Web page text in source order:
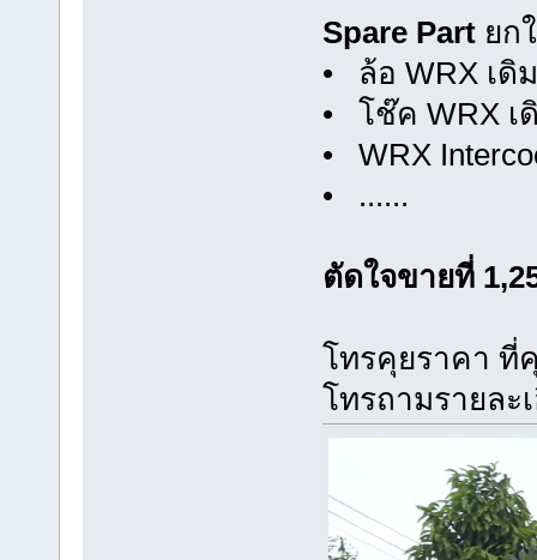
Spare Partยก
• ล้อ WRX เดิม
• โช๊ค WRX เ
• WRX
• ......
ตัดใจขายที่
โทรคุยราคา ที่
โทรถามรายละ